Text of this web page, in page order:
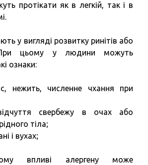
протікати як в легкій, так і в
у вигляді розвитку ринітів або
При цьому у людини можуть
ознаки:
нежить, численне чхання при
свербежу в очах або
тіла;
і вухах;
впливі алергену може